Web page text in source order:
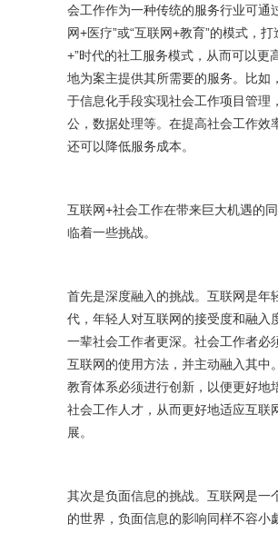
会工作作为一种传统的服务行业可通
网+医疗”或“互联网+教育”的模式，打
+”时代的社工服务模式，从而可以更
地为案主提供其所需要的服务。比如
于信息化手段实现社会工作项目管理
公，数据处理等。在提高社会工作效
还可以降低服务成本。
互联网+社会工作在带来巨大机遇的
临着一些挑战。
首先是深度融入的挑战。互联网是年
代，年轻人对互联网的接受度和融入
一辈社会工作者更深。社会工作者必
互联网的使用方法，并主动融入其中
教育体系必须进行创新，以便更好地
社会工作人才，从而更好地适应互联
展。
其次是负面信息的挑战。互联网是一
的世界，负面信息的影响同样不容小